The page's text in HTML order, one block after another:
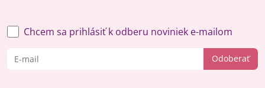
Odoberať
Chcem sa prihlásiť k odberu noviniek e-mailom